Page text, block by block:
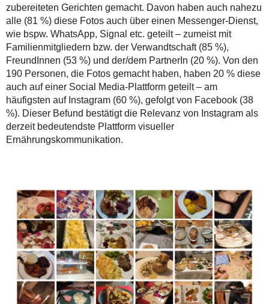
zubereiteten Gerichten gemacht. Davon haben auch nahezu
alle (81 %) diese Fotos auch über einen Messenger-Dienst,
wie bspw. WhatsApp, Signal etc. geteilt – zumeist mit
Familienmitgliedern bzw. der Verwandtschaft (85 %),
FreundInnen (53 %) und der/dem PartnerIn (20 %). Von den
190 Personen, die Fotos gemacht haben, haben 20 % diese
auch auf einer Social Media-Plattform geteilt – am
häufigsten auf Instagram (60 %), gefolgt von Facebook (38
%). Dieser Befund bestätigt die Relevanz von Instagram als
derzeit bedeutendste Plattform visueller
Ernährungskommunikation.